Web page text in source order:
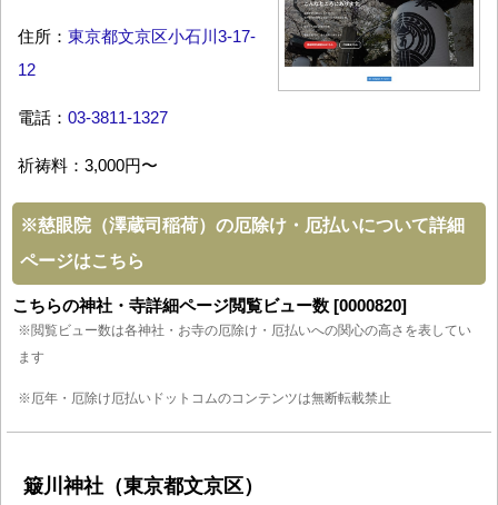
住所： 東京都文京区小石川3-17-
12
電話： 03-3811-1327
祈祷料：3,000円〜
※慈眼院（澤蔵司稲荷）の厄除け・厄払いについて詳細
ページはこちら
こちらの神社・寺詳細ページ閲覧ビュー数 [0000820]
※閲覧ビュー数は各神社・お寺の厄除け・厄払いへの関心の高さを表してい
ます
※厄年・厄除け厄払いドットコムのコンテンツは無断転載禁止
簸川神社（東京都文京区）